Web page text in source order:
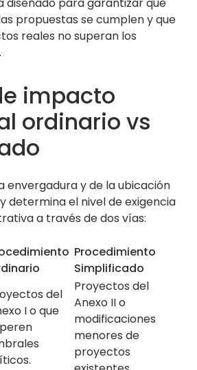
propuestas se cumplen y que
reales no superan los
impacto
ordinario vs
envergadura y de la ubicación
determina el nivel de exigencia
a través de dos vías:
Procedimiento
Simplificado
del
I o que
Proyectos del
Anexo II o
modificaciones
menores de
proyectos